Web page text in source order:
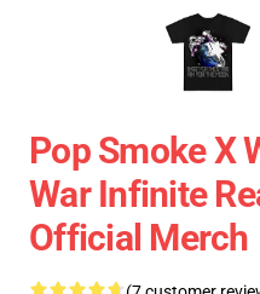
Pop Smoke X
War Infinite
Official Merch